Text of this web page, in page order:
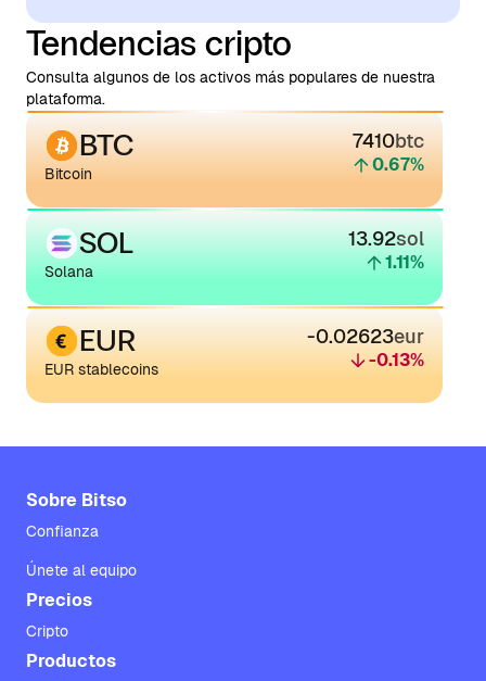
Tendencias cripto
Consulta algunos de los activos más populares de nuestra
plataforma.
BTC
Bitcoin
7410btc
0.67%
SOL
Solana
13.92sol
1.11%
EUR
EUR stablecoins
-0.02623eur
-0.13%
Sobre Bitso
Confianza
Únete al equipo
Precios
Cripto
Productos